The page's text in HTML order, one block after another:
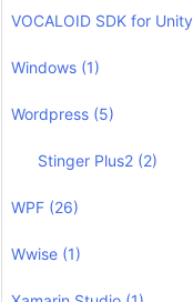
VOCALOID SDK for Unity
Windows (1)
Wordpress (5)
Stinger Plus2 (2)
WPF (26)
Wwise (1)